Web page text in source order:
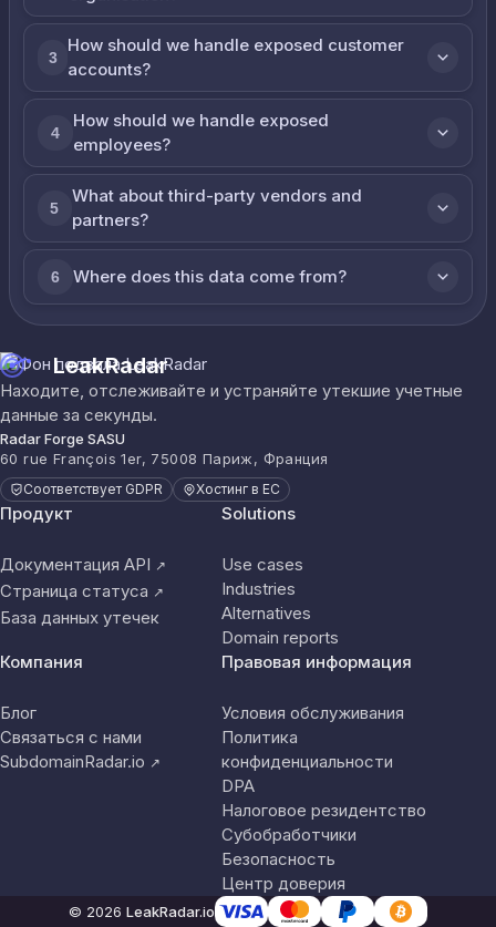
3
How should we handle exposed customer
accounts?
4
How should we handle exposed
employees?
5
What about third-party vendors and
partners?
6 Where does this data come from?
LeakRadar
Находите, отслеживайте и устраняйте утекшие учетные
данные за секунды.
Radar Forge SASU
60 rue François 1er, 75008 Париж, Франция
Соответствует GDPR Хостинг в ЕС
Продукт
Документация API ↗
Страница статуса ↗
База данных утечек
Solutions
Use cases
Industries
Alternatives
Domain reports
Компания
Блог
Связаться с нами
SubdomainRadar.io ↗
Правовая информация
Условия обслуживания
Политика
конфиденциальности
DPA
Налоговое резидентство
Субобработчики
Безопасность
Центр доверия
© 2026 LeakRadar.io